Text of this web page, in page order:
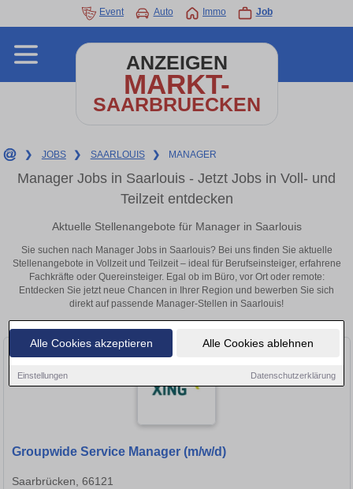
Alle Cookies akzeptieren Alle Cookies ablehnen
Einstellungen Datenschutzerklärung
Event Auto Immo Job
ANZEIGEN
MARKT-
SAARBRUECKEN
❯ JOBS ❯ SAARLOUIS ❯ MANAGER
Manager Jobs in Saarlouis - Jetzt Jobs in Voll- und
Teilzeit entdecken
Aktuelle Stellenangebote für Manager in Saarlouis
Sie suchen nach Manager Jobs in Saarlouis? Bei uns finden Sie aktuelle
Stellenangebote in Vollzeit und Teilzeit – ideal für Berufseinsteiger, erfahrene
Fachkräfte oder Quereinsteiger. Egal ob im Büro, vor Ort oder remote:
Entdecken Sie jetzt neue Chancen in Ihrer Region und bewerben Sie sich
direkt auf passende Manager-Stellen in Saarlouis!
Groupwide Service Manager (m/w/d)
Saarbrücken, 66121